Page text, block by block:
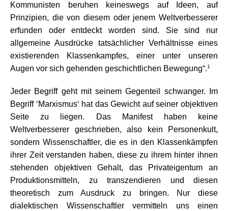
Kommunisten beruhen keineswegs auf Ideen, auf
Prinzipien, die von diesem oder jenem Weltverbesserer
erfunden oder entdeckt worden sind. Sie sind nur
allgemeine Ausdrücke tatsächlicher Verhältnisse eines
existierenden Klassenkampfes, einer unter unseren
Augen vor sich gehenden geschichtlichen Bewegung“.1
Jeder Begriff geht mit seinem Gegenteil schwanger. Im
Begriff ‘Marxismus‘ hat das Gewicht auf seiner objektiven
Seite zu liegen. Das Manifest haben keine
Weltverbesserer geschrieben, also kein Personenkult,
sondern Wissenschaftler, die es in den Klassenkämpfen
ihrer Zeit verstanden haben, diese zu ihrem hinter ihnen
stehenden objektiven Gehalt, das Privateigentum an
Produktionsmitteln, zu transzendieren und diesen
theoretisch zum Ausdruck zu bringen. Nur diese
dialektischen Wissenschaftler vermitteln uns einen